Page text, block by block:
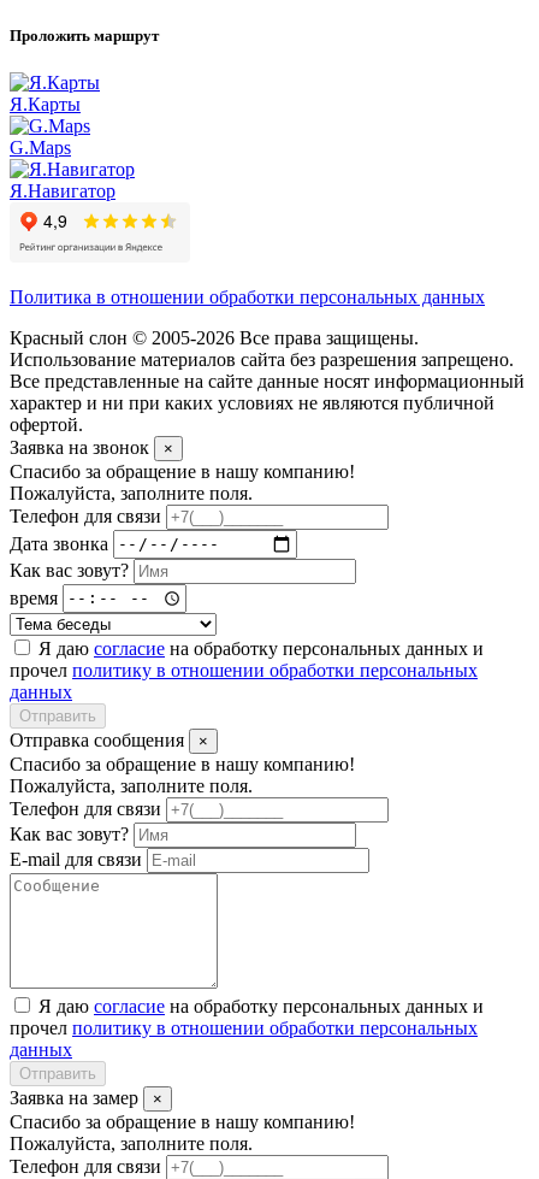
Проложить маршрут
Я.Карты
G.Maps
Я.Навигатор
Политика в отношении обработки персональных данных
Красный слон © 2005-2026 Все права защищены.
Использование материалов сайта без разрешения запрещено.
Все представленные на сайте данные носят информационный
характер и ни при каких условиях не являются публичной
офертой.
Заявка на звонок
×
Спасибо за обращение в нашу компанию!
Пожалуйста, заполните поля.
Телефон для связи
Дата звонка
Как вас зовут?
время
Я даю согласие на обработку персональных данных и
прочел политику в отношении обработки персональных
данных
Отправить
Отправка сообщения ×
Спасибо за обращение в нашу компанию!
Пожалуйста, заполните поля.
Телефон для связи
Как вас зовут?
E-mail для связи
Я даю согласие на обработку персональных данных и
прочел политику в отношении обработки персональных
данных
Отправить
Заявка на замер ×
Спасибо за обращение в нашу компанию!
Пожалуйста, заполните поля.
Телефон для связи